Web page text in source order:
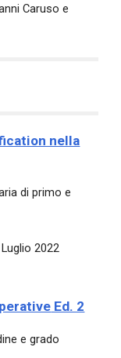
Caruso e
nella
di primo e
2022
Ed. 2
e grado